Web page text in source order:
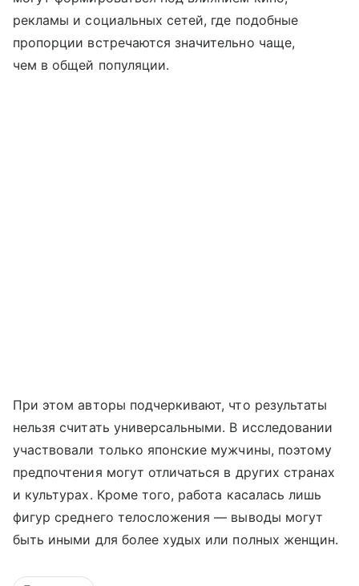
рекламы и социальных сетей, где подобные
пропорции встречаются значительно чаще,
чем в общей популяции.
При этом авторы подчеркивают, что результаты
нельзя считать универсальными. В исследовании
участвовали только японские мужчины, поэтому
предпочтения могут отличаться в других странах
и культурах. Кроме того, работа касалась лишь
фигур среднего телосложения — выводы могут
быть иными для более худых или полных женщин.